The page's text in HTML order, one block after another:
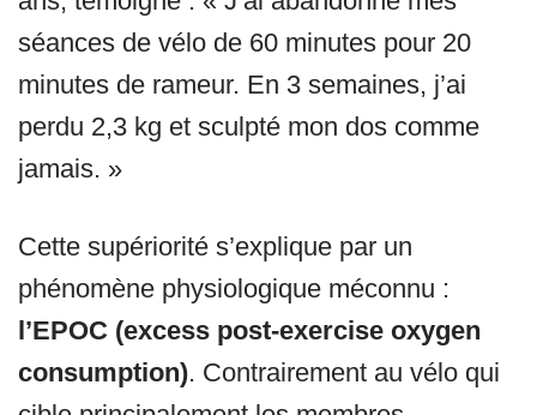
séances de vélo de 60 minutes pour 20
minutes de rameur. En 3 semaines, j’ai
perdu 2,3 kg et sculpté mon dos comme
jamais. »
Cette supériorité s’explique par un
phénomène physiologique méconnu :
l’EPOC (excess post-exercise oxygen
consumption). Contrairement au vélo qui